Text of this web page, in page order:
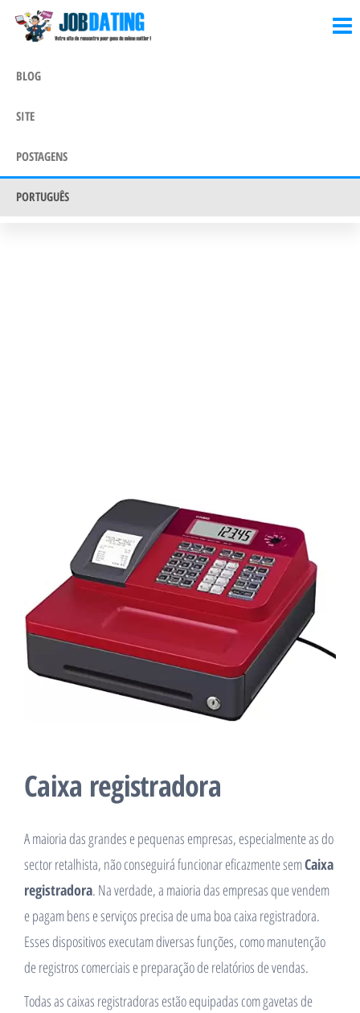
Saltar
BLOG
SITE
POSTAGENS
PORTUGUÊS
Caixa registradora
A maioria das grandes e pequenas empresas, especialmente as do
sector retalhista, não conseguirá funcionar eficazmente semCaixa
registradora. Na verdade, a maioria das empresas que vendem
e pagam bens e serviços precisa de uma boa caixa registradora.
Esses dispositivos executam diversas funções, como manutenção
de registros comerciais e preparação de relatórios de vendas.
Todas as caixas registradoras estão equipadas com gavetas de